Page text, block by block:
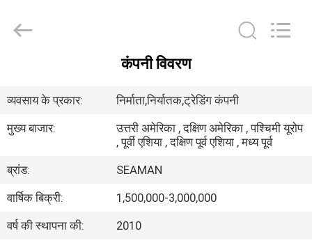
उत्पादों
वीडियो
हमारे
बारे
Marine
Co.,Ltd..
कंपनी विवरण
व्यवसाय के प्रकार:
निर्माता,निर्यातक,ट्रेडिंग कंपनी
मुख्य बाजार:
उत्तरी अमेरिका , दक्षिण अमेरिका , पश्चिमी यूरोप
, पूर्वी एशिया , दक्षिण पूर्व एशिया , मध्य पूर्व
ब्रांड:
SEAMAN
वार्षिक बिक्री:
1,500,000-3,000,000
वर्ष की स्थापना की:
2010